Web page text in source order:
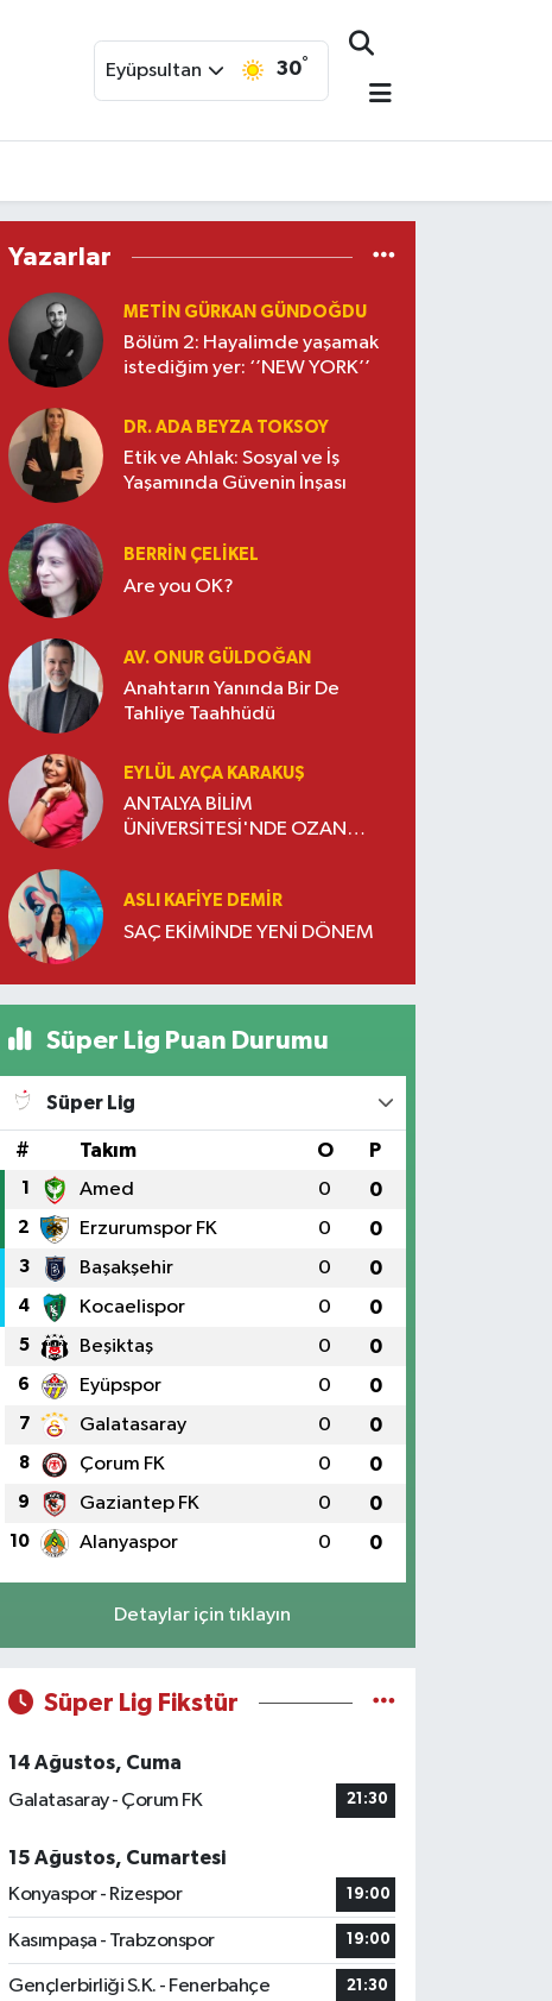
Eyüpsultan 30°
Yazarlar
METIN GÜRKAN GÜNDOĞDU
Bölüm 2: Hayalimde yaşamak
istediğim yer: ‘’NEW YORK’’
DR. ADA BEYZA TOKSOY
Etik ve Ahlak: Sosyal ve İş
Yaşamında Güvenin İnşası
BERRIN ÇELIKEL
Are you OK?
AV. ONUR GÜLDOĞAN
Anahtarın Yanında Bir De
Tahliye Taahhüdü
EYLÜL AYÇA KARAKUŞ
ANTALYA BİLİM
ÜNİVERSİTESİ'NDE OZAN
ASLI KAFIYE DEMIR
SAÇ EKİMİNDE YENİ DÖNEM
Süper Lig Puan Durumu
Süper Lig
# Takım O P
1 Amed 0 0
2 Erzurumspor FK 0 0
3 Başakşehir 0 0
4 Kocaelispor 0 0
5 Beşiktaş 0 0
6 Eyüpspor 0 0
7 Galatasaray 0 0
8 Çorum FK 0 0
9 Gaziantep FK 0 0
10 Alanyaspor 0 0
Detaylar için tıklayın
Süper Lig Fikstür
14 Ağustos, Cuma
Galatasaray - Çorum FK
21:30
15 Ağustos, Cumartesi
Konyaspor - Rizespor
19:00
Kasımpaşa - Trabzonspor 19:00
Gençlerbirliği S.K. - Fenerbahçe 21:30